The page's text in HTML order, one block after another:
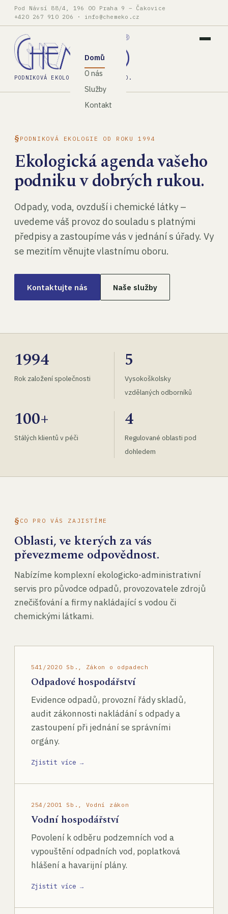
Pod Návsí 88/4, 196 00 Praha 9 – Čakovice
+420 267 910 206 · info@chemeko.cz
PODNIKOVÁ EKOLOGIE, SPOL. S R.O.
Domů
O nás
Služby
Kontakt
PODNIKOVÁ EKOLOGIE OD ROKU 1994
Ekologická agenda vašeho
podniku v dobrých rukou.
Odpady, voda, ovzduší i chemické látky –
uvedeme váš provoz do souladu s platnými
předpisy a zastoupíme vás v jednání s úřady. Vy
se mezitím věnujte vlastnímu oboru.
Kontaktujte nás Naše služby
1994
Rok založení společnosti
5
Vysokoškolsky
vzdělaných odborníků
100+
Stálých klientů v péči
4
Regulované oblasti pod
dohledem
CO PRO VÁS ZAJISTÍME
Oblasti, ve kterých za vás
převezmeme odpovědnost.
Nabízíme komplexní ekologicko-administrativní
servis pro původce odpadů, provozovatele zdrojů
znečišťování a firmy nakládající s vodou či
chemickými látkami.
541/2020 Sb., Zákon o odpadech
Odpadové hospodářství
Evidence odpadů, provozní řády skladů,
audit zákonnosti nakládání s odpady a
zastoupení při jednání se správními
orgány.
Zjistit více →
254/2001 Sb., Vodní zákon
Vodní hospodářství
Povolení k odběru podzemních vod a
vypouštění odpadních vod, poplatková
hlášení a havarijní plány.
Zjistit více →